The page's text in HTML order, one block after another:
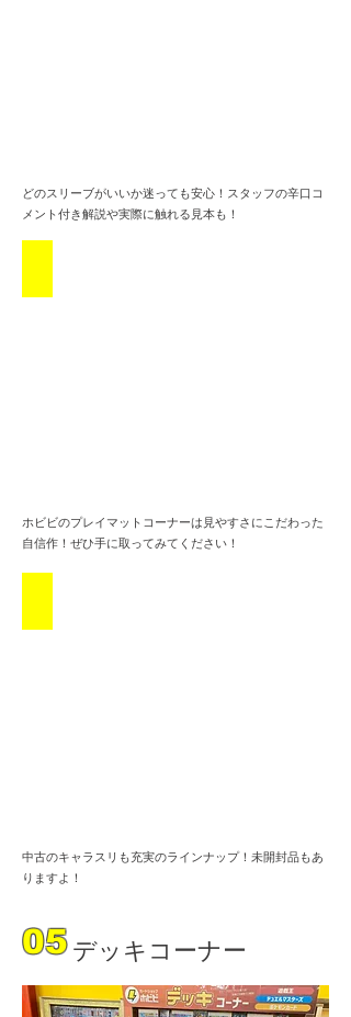
どのスリーブがいいか迷っても安心！スタッフの辛口コ
メント付き解説や実際に触れる見本も！
ホビビのプレイマットコーナーは見やすさにこだわった
自信作！ぜひ手に取ってみてください！
中古のキャラスリも充実のラインナップ！未開封品もあ
りますよ！
05 デッキコーナー